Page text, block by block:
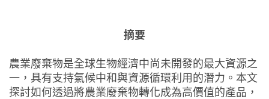
摘要
農業廢棄物是全球生物經濟中尚未開發的最大資源之
一，具有支持氣候中和與資源循環利用的潛力。本文
探討如何透過將農業廢棄物轉化成為高價值的產品，